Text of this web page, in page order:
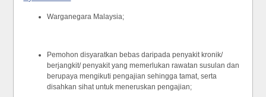
Warganegara Malaysia;
Pemohon disyaratkan bebas daripada penyakit kronik/
berjangkit/ penyakit yang memerlukan rawatan susulan dan
berupaya mengikuti pengajian sehingga tamat, serta
disahkan sihat untuk meneruskan pengajian;